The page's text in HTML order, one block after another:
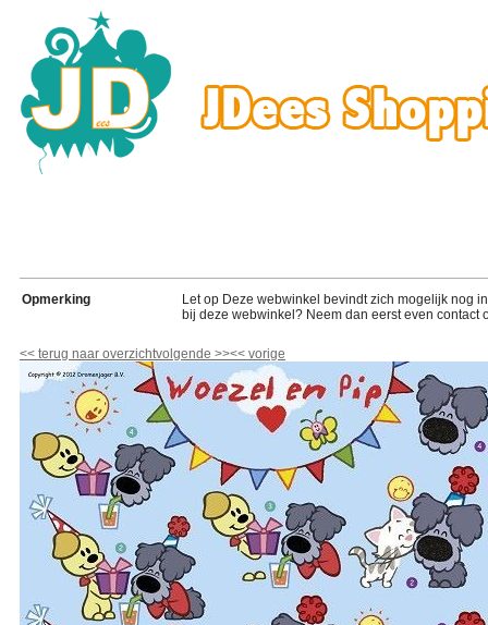
Opmerking
Let op Deze webwinkel bevindt zich mogelijk nog
bij deze webwinkel? Neem dan eerst even contact
<< terug naar overzichtvolgende >><< vorige